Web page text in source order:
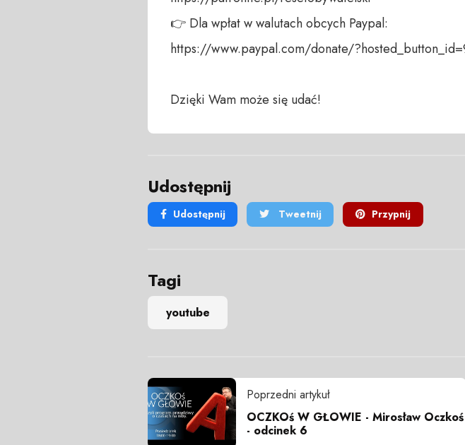
👉 Dla wpłat w walutach obcych Paypal:
https://www.paypal.com/donate/
Dzięki Wam może się udać!
Udostępnij
Udostępnij Tweetnij Przypnij
Tagi
youtube
Poprzedni artykuł
OCZKOś W GŁOWIE - Mirosław Oczkoś
- odcinek 6